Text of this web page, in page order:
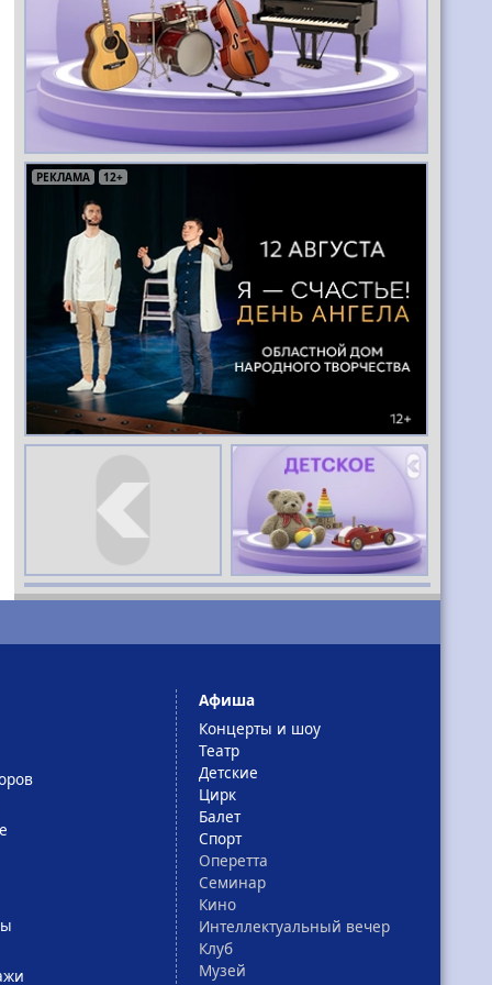
РЕКЛАМА 12+
РЕКЛАМА 12+
РЕКЛАМА 16+
Афиша
Концерты и шоу
Театр
Детские
Цирк
Балет
Спорт
Оперетта
Семинар
Кино
Интеллектуальный вечер
Клуб
Музей